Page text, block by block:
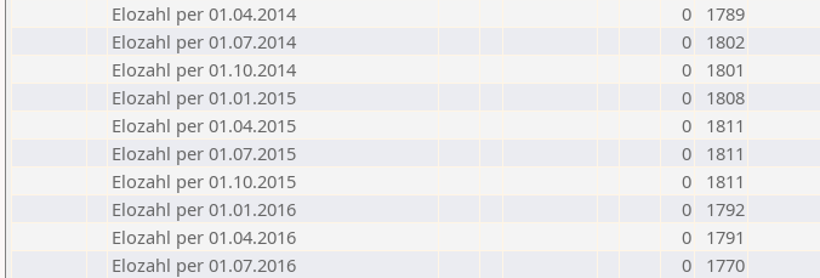
Elozahl per 01.04.2014
0
1789
Elozahl per 01.07.2014
0
1802
Elozahl per 01.10.2014
0
1801
Elozahl per 01.01.2015
0
1808
Elozahl per 01.04.2015
0
1811
Elozahl per 01.07.2015
0
1811
Elozahl per 01.10.2015
0
1811
Elozahl per 01.01.2016
0
1792
Elozahl per 01.04.2016
0
1791
Elozahl per 01.07.2016
0
1770